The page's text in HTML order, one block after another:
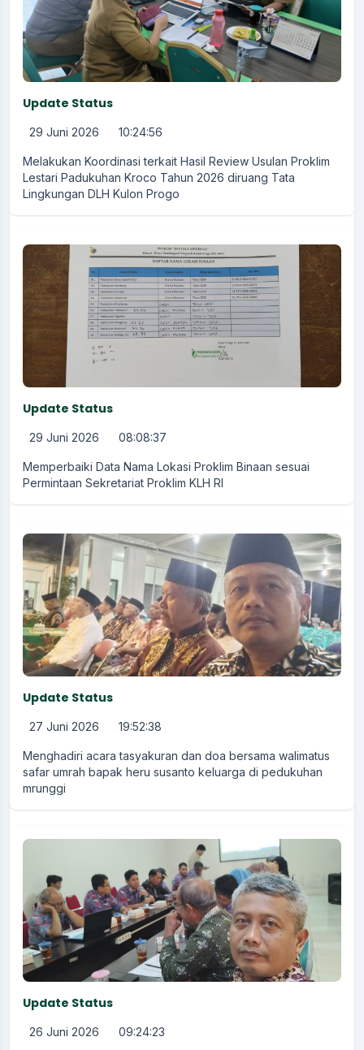
Update Status
29 Juni 2026 10:24:56
Melakukan Koordinasi terkait Hasil Review Usulan Proklim
Lestari Padukuhan Kroco Tahun 2026 diruang Tata
Lingkungan DLH Kulon Progo
Update Status
29 Juni 2026 08:08:37
Memperbaiki Data Nama Lokasi Proklim Binaan sesuai
Permintaan Sekretariat Proklim KLH RI
Update Status
27 Juni 2026 19:52:38
Menghadiri acara tasyakuran dan doa bersama walimatus
safar umrah bapak heru susanto keluarga di pedukuhan
mrunggi
Update Status
26 Juni 2026 09:24:23